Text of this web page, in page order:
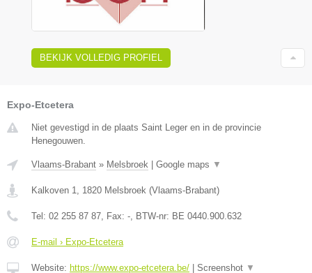
BEKIJK VOLLEDIG PROFIEL
Expo-Etcetera
Niet gevestigd in de plaats Saint Leger en in de provincie
Henegouwen.
Vlaams-Brabant » Melsbroek | Google maps ▼
Kalkoven 1 1820 Melsbroek (Vlaams-Brabant)
Tel: 02 255 87 87 , Fax: - , BTW-nr: BE 0440.900.632
E-mail › Expo-Etcetera
Website: https://www.expo-etcetera.be/ | Screenshot ▼